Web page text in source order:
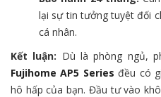
lại sự tin tưởng tuyệt đối
cá nhân.
Kết luận: Dù là phòng ngủ,
Fujihome AP5 Series đều có
hô hấp của bạn. Đầu tư vào